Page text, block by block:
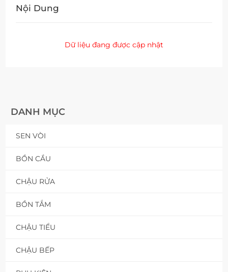
DANH MỤC
SEN VÒI
BỒN CẦU
CHẬU RỬA
BỒN TẮM
CHẬU TIỂU
CHẬU BẾP
Nội Dung
Dữ liệu đang được cập nhật